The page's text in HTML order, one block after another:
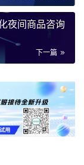
夜间商品咨询
下一篇